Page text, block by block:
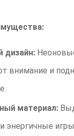
дизайн:
внимание и
материал:
энергичные